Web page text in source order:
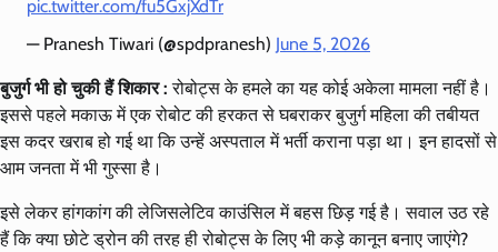
pic.twitter.com/fu5GxjXdTr
— Pranesh Tiwari (@spdpranesh) June 5, 2026
बुजुर्ग भी हो चुकी हैं शिकार : रोबोट्स के हमले का यह कोई अकेला मामला नहीं है।
इससे पहले मकाऊ में एक रोबोट की हरकत से घबराकर बुजुर्ग महिला की तबीयत
इस कदर खराब हो गई था कि उन्हें अस्पताल में भर्ती कराना पड़ा था। इन हादसों से
आम जनता में भी गुस्सा है।
इसे लेकर हांगकांग की लेजिसलेटिव काउंसिल में बहस छिड़ गई है। सवाल उठ रहे
हैं कि क्या छोटे ड्रोन की तरह ही रोबोट्स के लिए भी कड़े कानून बनाए जाएंगे?